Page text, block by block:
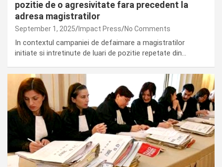
pozitie de o agresivitate fara precedent la
adresa magistratilor
September 1, 2025 Impact Press No Comments
In contextul campaniei de defaimare a magistratilor
initiate si intretinute de luari de pozitie repetate din…